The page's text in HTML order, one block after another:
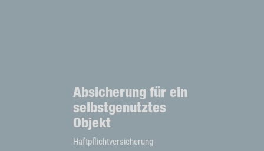
Absicherung für ein
selbstgenutztes
Objekt
Haftpflichtversicherung